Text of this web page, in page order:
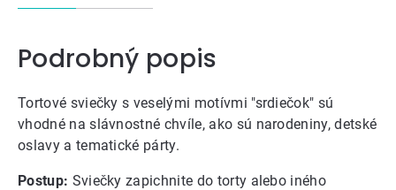
Podrobný popis
Tortové sviečky s veselými motívmi "srdiečok" sú
vhodné na slávnostné chvíle, ako sú narodeniny, detské
oslavy a tematické párty.
Postup: Sviečky zapichnite do torty alebo iného